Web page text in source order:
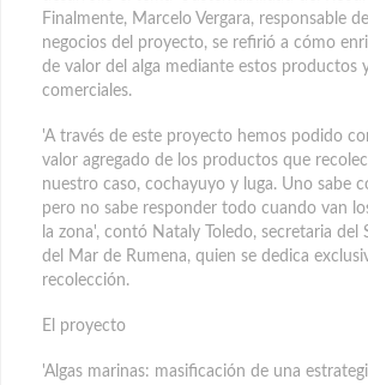
Finalmente, Marcelo Vergara, responsable
negocios del proyecto, se refirió a cómo
de valor del alga mediante estos productos
comerciales.
'A través de este proyecto hemos podido
valor agregado de los productos que
nuestro caso, cochayuyo y luga. Uno sabe
pero no sabe responder todo cuando van
la zona', contó Nataly Toledo, secretaria del
del Mar de Rumena, quien se dedica
recolección.
El proyecto
'Algas marinas: masificación de una